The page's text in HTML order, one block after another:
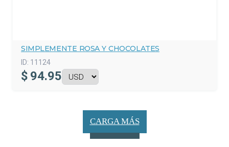
SIMPLEMENTE ROSA Y CHOCOLATES
ID: 11124
$ 94.95
CARGA MÁS